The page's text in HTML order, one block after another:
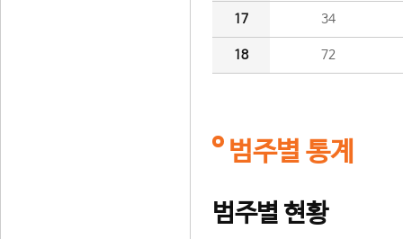
17 34
18 72
범주별 통계
범주별 현황